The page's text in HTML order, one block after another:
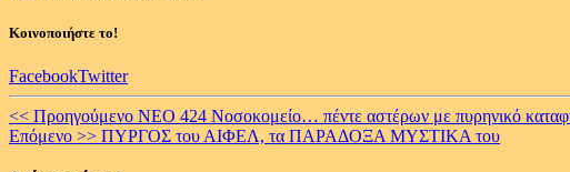
Κοινοποιήστε το!
FacebookTwitter
Continue
Reading
<< Προηγούμενο ΝΕΟ 424 Νοσοκομείο… πέντε αστέρων με πυρηνικό
Επόμενο >> ΠΥΡΓΟΣ του ΑΙΦΕΛ, τα ΠΑΡΑΔΟΞΑ ΜΥΣΤΙΚΑ του